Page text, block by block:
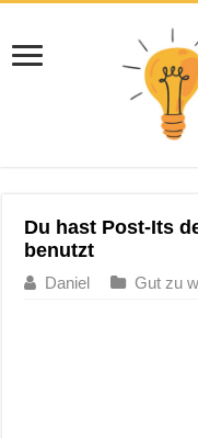
Du hast Post-Its
benutzt
Daniel Gut zu